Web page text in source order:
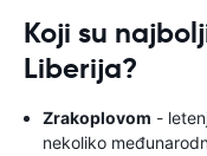
Koji su
Liberija?
Zrakoplovom -
nekoliko